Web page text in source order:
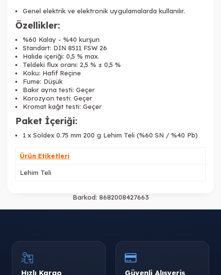
Genel elektrik ve elektronik uygulamalarda kullanılır.
Özellikler:
%60 Kalay - %40 kurşun
Standart: DIN 8511 FSW 26
Halide içeriği: 0,5 % max.
Teldeki flux oranı: 2,5 % ± 0,5 %
Koku: Hafif Reçine
Fume: Düşük
Bakır ayna testi: Geçer
Korozyon testi: Geçer
Kromat kağıt testi: Geçer
Paket İçeriği:
1 x Soldex 0.75 mm 200 g Lehim Teli (%60 SN / %40 Pb)
Ürün Etiketleri
Lehim Teli
Barkod: 8682008427663
Hızlı Kargo Güvenli Alışveriş